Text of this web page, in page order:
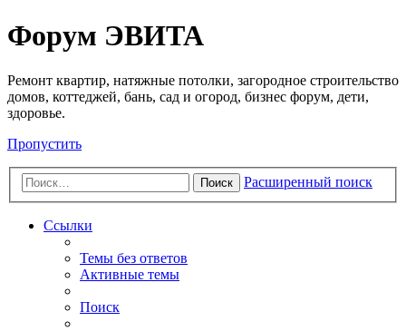
Регистрация
Форум ЭВИТА
Ремонт квартир, натяжные потолки, загородное строительство
домов, коттеджей, бань, сад и огород, бизнес форум, дети,
здоровье.
Пропустить
Поиск Расширенный поиск
Ссылки
Темы без ответов
Активные темы
Поиск